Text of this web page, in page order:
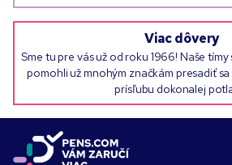
Viac dôvery
Sme tu pre vás už od roku 1966! Naše
pomohli už mnohým značkám presadiť
prísľubu dokonalej